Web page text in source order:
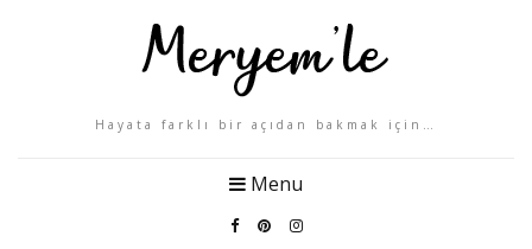
Hayata farklı bir açıdan bakmak için…
Menu